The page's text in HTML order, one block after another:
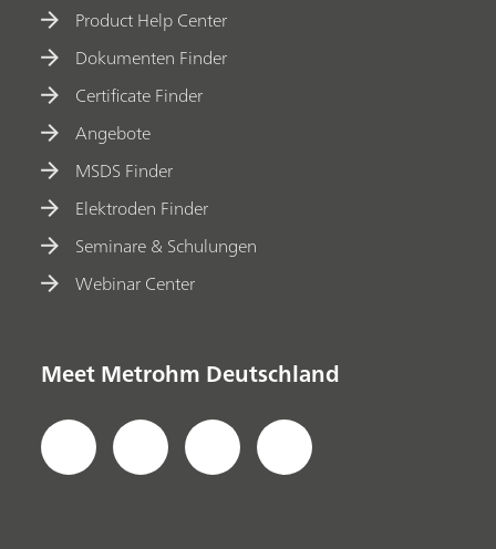
Product Help Center
Dokumenten Finder
Certificate Finder
Angebote
MSDS Finder
Elektroden Finder
Seminare & Schulungen
Webinar Center
Meet Metrohm Deutschland